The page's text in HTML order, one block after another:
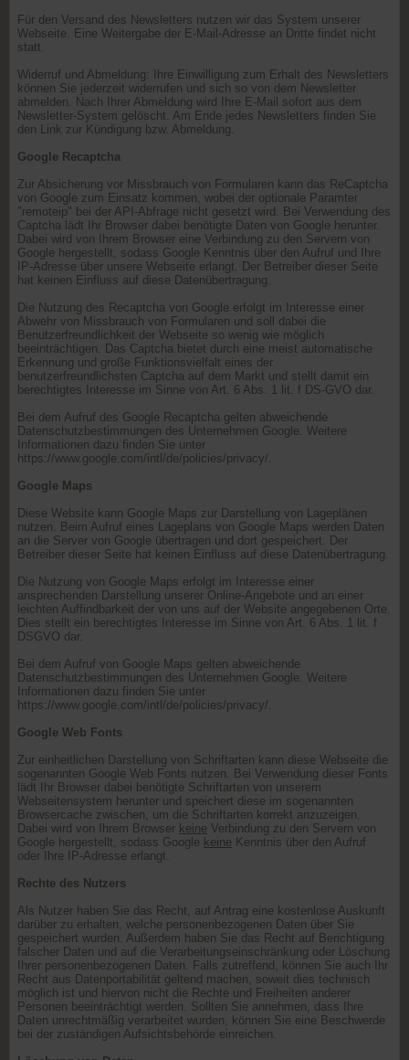
Für den Versand des Newsletters nutzen wir das System unserer
Webseite. Eine Weitergabe der E-Mail-Adresse an Dritte findet nicht
statt.
Widerruf und Abmeldung: Ihre Einwilligung zum Erhalt des Newsletters
können Sie jederzeit widerrufen und sich so von dem Newsletter
abmelden. Nach Ihrer Abmeldung wird Ihre E-Mail sofort aus dem
Newsletter-System gelöscht. Am Ende jedes Newsletters finden Sie
den Link zur Kündigung bzw. Abmeldung.
Google Recaptcha
Zur Absicherung vor Missbrauch von Formularen kann das ReCaptcha
von Google zum Einsatz kommen, wobei der optionale Paramter
"remoteip" bei der API-Abfrage nicht gesetzt wird. Bei Verwendung des
Captcha lädt Ihr Browser dabei benötigte Daten von Google herunter.
Dabei wird von Ihrem Browser eine Verbindung zu den Servern von
Google hergestellt, sodass Google Kenntnis über den Aufruf und Ihre
IP-Adresse über unsere Webseite erlangt. Der Betreiber dieser Seite
hat keinen Einfluss auf diese Datenübertragung.
Die Nutzung des Recaptcha von Google erfolgt im Interesse einer
Abwehr von Missbrauch von Formularen und soll dabei die
Benutzerfreundlichkeit der Webseite so wenig wie möglich
beeinträchtigen. Das Captcha bietet durch eine meist automatische
Erkennung und große Funktionsvielfalt eines der
benutzerfreundlichsten Captcha auf dem Markt und stellt damit ein
berechtigtes Interesse im Sinne von Art. 6 Abs. 1 lit. f DS-GVO dar.
Bei dem Aufruf des Google Recaptcha gelten abweichende
Datenschutzbestimmungen des Unternehmen Google. Weitere
Informationen dazu finden Sie unter
https://www.google.com/intl/de/policies/privacy/.
Google Maps
Diese Website kann Google Maps zur Darstellung von Lageplänen
nutzen. Beim Aufruf eines Lageplans von Google Maps werden Daten
an die Server von Google übertragen und dort gespeichert. Der
Betreiber dieser Seite hat keinen Einfluss auf diese Datenübertragung.
Die Nutzung von Google Maps erfolgt im Interesse einer
ansprechenden Darstellung unserer Online-Angebote und an einer
leichten Auffindbarkeit der von uns auf der Website angegebenen Orte.
Dies stellt ein berechtigtes Interesse im Sinne von Art. 6 Abs. 1 lit. f
DSGVO dar.
Bei dem Aufruf von Google Maps gelten abweichende
Datenschutzbestimmungen des Unternehmen Google. Weitere
Informationen dazu finden Sie unter
https://www.google.com/intl/de/policies/privacy/.
Google Web Fonts
Zur einheitlichen Darstellung von Schriftarten kann diese Webseite die
sogenannten Google Web Fonts nutzen. Bei Verwendung dieser Fonts
lädt Ihr Browser dabei benötigte Schriftarten von unserem
Webseitensystem herunter und speichert diese im sogenannten
Browsercache zwischen, um die Schriftarten korrekt anzuzeigen.
Dabei wird von Ihrem Browser keine Verbindung zu den Servern von
Google hergestellt, sodass Google keine Kenntnis über den Aufruf
oder Ihre IP-Adresse erlangt.
Rechte des Nutzers
Als Nutzer haben Sie das Recht, auf Antrag eine kostenlose Auskunft
darüber zu erhalten, welche personenbezogenen Daten über Sie
gespeichert wurden. Außerdem haben Sie das Recht auf Berichtigung
falscher Daten und auf die Verarbeitungseinschränkung oder Löschung
Ihrer personenbezogenen Daten. Falls zutreffend, können Sie auch Ihr
Recht aus Datenportabilität geltend machen, soweit dies technisch
möglich ist und hiervon nicht die Rechte und Freiheiten anderer
Personen beeinträchtigt werden. Sollten Sie annehmen, dass Ihre
Daten unrechtmäßig verarbeitet wurden, können Sie eine Beschwerde
bei der zuständigen Aufsichtsbehörde einreichen.